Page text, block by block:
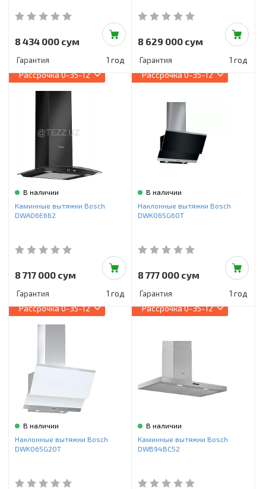
8 434 000 сум
Гарантия 1 год
8 629 000 сум
Гарантия 1 год
Рассрочка0-35-12
В наличии
Каминные вытяжки Bosch
DWA06E662
8 717 000 сум
Гарантия 1 год
Рассрочка0-35-12
В наличии
Наклонные вытяжки Bosch
DWK065G60T
8 777 000 сум
Гарантия 1 год
Рассрочка0-35-12
В наличии
Наклонные вытяжки Bosch
DWK065G20T
Рассрочка0-35-12
В наличии
Каминные вытяжки Bosch
DWB94BC52